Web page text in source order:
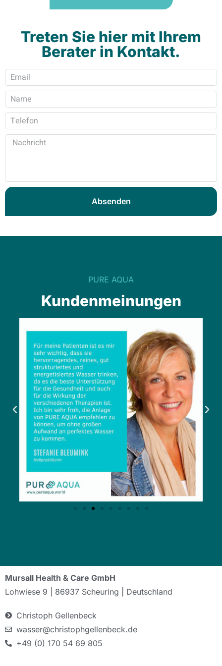
Treten Sie hier mit Ihrem
Berater in Kontakt.
Absenden
PURE AQUA
Kundenmeinungen
Mursall Health & Care GmbH
Lohwiese 9 | 86937 Scheuring | Deutschland
Christoph Gellenbeck
wasser@christophgellenbeck.de
+49 (0) 170 54 69 805